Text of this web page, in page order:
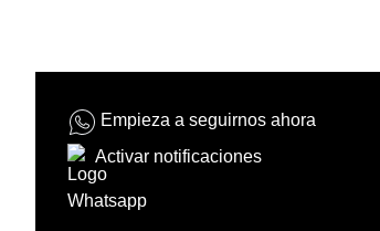
Empieza a seguirnos ahora
Activar notificaciones